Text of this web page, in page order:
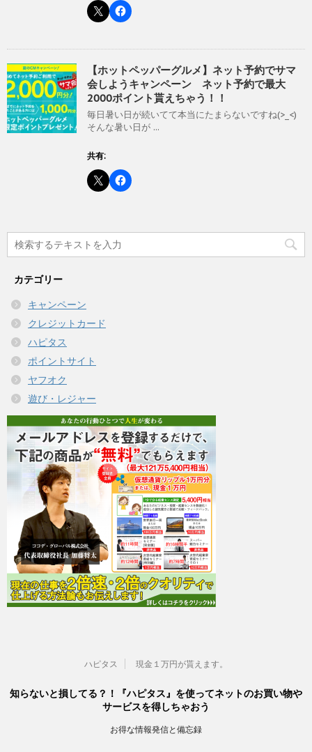
【ホットペッパーグルメ】ネット予約でサマ
会しようキャンペーン ネット予約で最大
2000ポイント貰えちゃう！！
毎日暑い日が続いてて本当にたまらないですね(>_<)
そんな暑い日が ...
共有:
カテゴリー
キャンペーン
クレジットカード
ハピタス
ポイントサイト
ヤフオク
遊び・レジャー
ハピタス 現金１万円が貰えます。
知らないと損してる？！『ハピタス』を使ってネットのお買い物や
サービスを得しちゃおう
お得な情報発信と備忘録